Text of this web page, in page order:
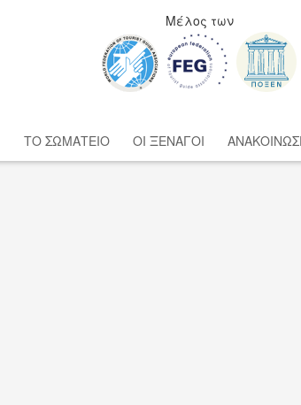
Μέλος των
ΤΟ ΣΩΜΑΤΕΙΟ ΟΙ ΞΕΝΑΓΟΙ